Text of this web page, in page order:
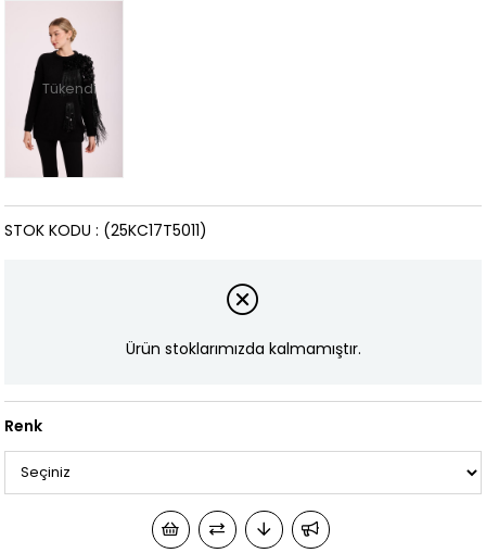
Tükendi
(25KC17T5011)
STOK KODU
Ürün stoklarımızda kalmamıştır.
Renk